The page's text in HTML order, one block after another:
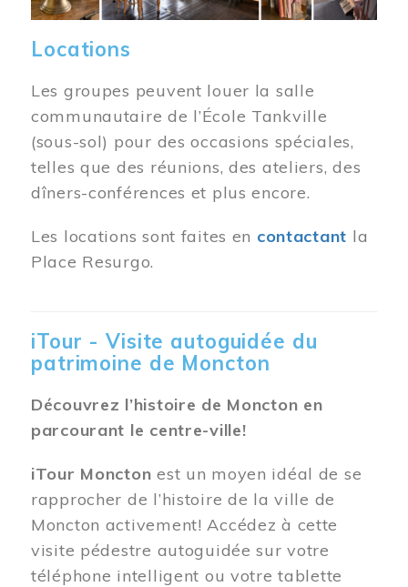
Locations
Les groupes peuvent louer la salle
communautaire de l’École Tankville
(sous-sol) pour des occasions spéciales,
telles que des réunions, des ateliers, des
dîners-conférences et plus encore.
Les locations sont faites en contactant la
Place Resurgo.
iTour - Visite autoguidée du
patrimoine de Moncton
Découvrez l’histoire de Moncton en
parcourant le centre-ville!
iTour Moncton est un moyen idéal de se
rapprocher de l’histoire de la ville de
Moncton activement! Accédez à cette
visite pédestre autoguidée sur votre
téléphone intelligent ou votre tablette